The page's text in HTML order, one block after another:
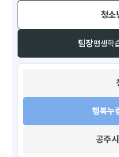
팀장평생학
청소
행복누
공주